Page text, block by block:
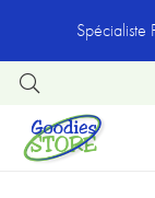
Spécialiste